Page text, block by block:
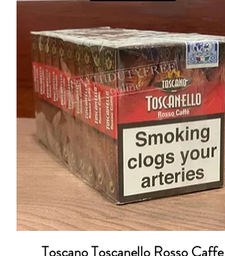
ดูข้อมูลด่วน